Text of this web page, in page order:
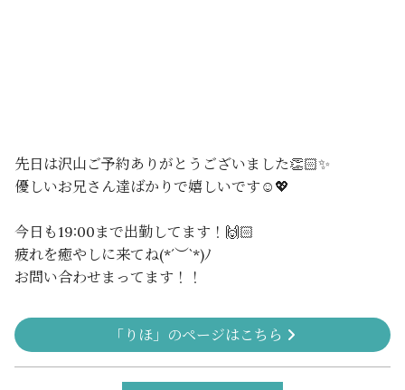
先日は沢山ご予約ありがとうございました👏🏻✨
優しいお兄さん達ばかりで嬉しいです☺️💖
今日も19:00まで出勤してます！🙌🏻
疲れを癒やしに来てね(*´︶`*)ﾉ
お問い合わせまってます！！
「りほ」のページはこちら